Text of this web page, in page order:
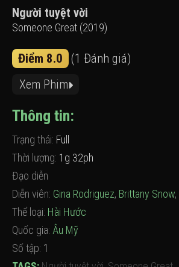
Người tuyệt vời
Someone Great (2019)
Điểm 8.0 (1 Đánh giá)
Xem Phim
Thông tin:
Trạng thái: Full
Thời lượng: 1g 32ph
Đạo diễn
Diễn viên: Gina Rodriguez, Brittany Snow,
Thể loại: Hài Hước
Quốc gia: Âu Mỹ
Số tập: 1